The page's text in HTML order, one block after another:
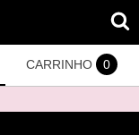
CARRINHO 0